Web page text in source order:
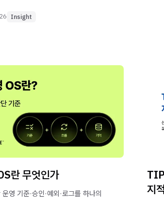
텨주고 있을 뿐입니다. 중소기업이
Insight
란 무엇인가
영 기준·승인·예외·로그를 하나의
지